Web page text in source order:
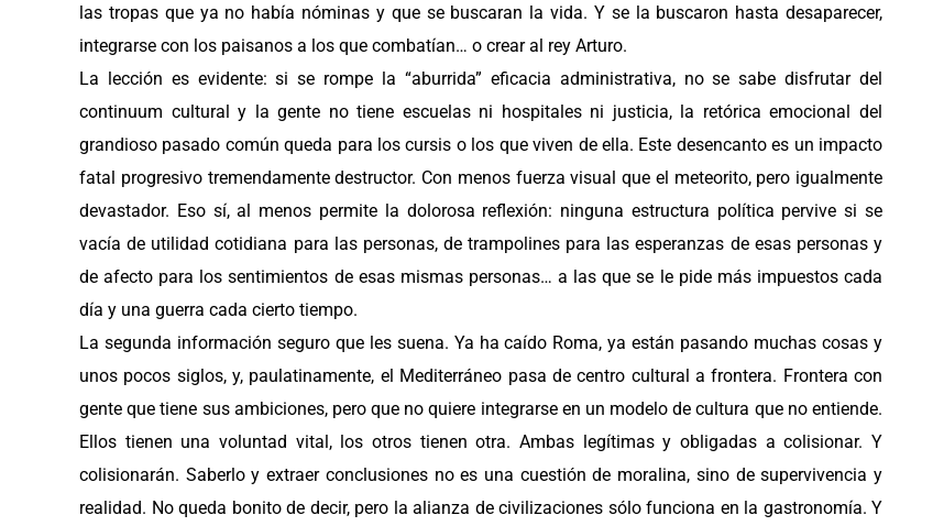
las tropas que ya no había nóminas y que se buscaran la vida. Y se la buscaron hasta desaparecer,
integrarse con los paisanos a los que combatían… o crear al rey Arturo.
La lección es evidente: si se rompe la “aburrida” eficacia administrativa, no se sabe disfrutar del
continuum cultural y la gente no tiene escuelas ni hospitales ni justicia, la retórica emocional del
grandioso pasado común queda para los cursis o los que viven de ella. Este desencanto es un impacto
fatal progresivo tremendamente destructor. Con menos fuerza visual que el meteorito, pero igualmente
devastador. Eso sí, al menos permite la dolorosa reflexión: ninguna estructura política pervive si se
vacía de utilidad cotidiana para las personas, de trampolines para las esperanzas de esas personas y
de afecto para los sentimientos de esas mismas personas… a las que se le pide más impuestos cada
día y una guerra cada cierto tiempo.
La segunda información seguro que les suena. Ya ha caído Roma, ya están pasando muchas cosas y
unos pocos siglos, y, paulatinamente, el Mediterráneo pasa de centro cultural a frontera. Frontera con
gente que tiene sus ambiciones, pero que no quiere integrarse en un modelo de cultura que no entiende.
Ellos tienen una voluntad vital, los otros tienen otra. Ambas legítimas y obligadas a colisionar. Y
colisionarán. Saberlo y extraer conclusiones no es una cuestión de moralina, sino de supervivencia y
realidad. No queda bonito de decir, pero la alianza de civilizaciones sólo funciona en la gastronomía. Y